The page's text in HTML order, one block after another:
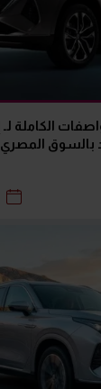
بالسوق المصري